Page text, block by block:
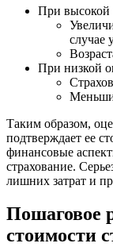
При высокой
случае
При низкой
Таким образом,
подтверждает ее
финансовые
страхование.
лишних затрат и
Пошаговое
стоимости